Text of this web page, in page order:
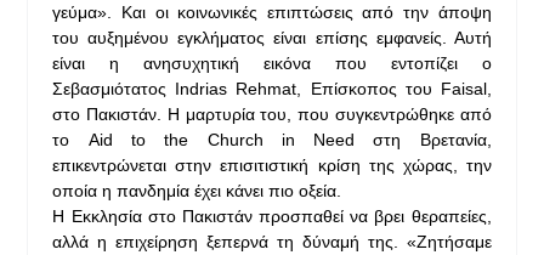
γεύμα». Και οι κοινωνικές επιπτώσεις από την άποψη
του αυξημένου εγκλήματος είναι επίσης εμφανείς. Αυτή
είναι η ανησυχητική εικόνα που εντοπίζει ο
Σεβασμιότατος Indrias Rehmat, Επίσκοπος του Faisal,
στο Πακιστάν. Η μαρτυρία του, που συγκεντρώθηκε από
το Aid to the Church in Need στη Βρετανία,
επικεντρώνεται στην επισιτιστική κρίση της χώρας, την
οποία η πανδημία έχει κάνει πιο οξεία.
Η Εκκλησία στο Πακιστάν προσπαθεί να βρει θεραπείες,
αλλά η επιχείρηση ξεπερνά τη δύναμή της. «Ζητήσαμε